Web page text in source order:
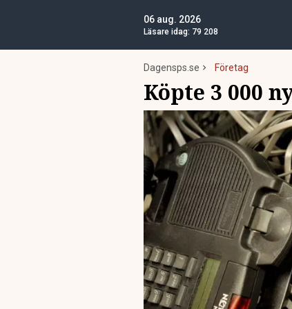
06 aug. 2026
Läsare idag: 79 208
Dagensps.se Företag
Köpte 3 000